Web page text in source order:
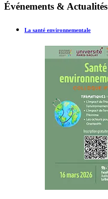
Événements & Actualités
La santé environnementale